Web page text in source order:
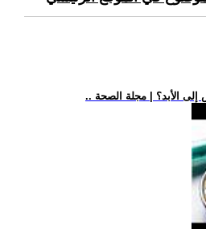
الأبد؟ | مجلة الصحة